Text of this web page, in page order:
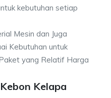
kebutuhan setiap
Mesin dan Juga
Kebutuhan untuk
yang Relatif Harga
Kelapa